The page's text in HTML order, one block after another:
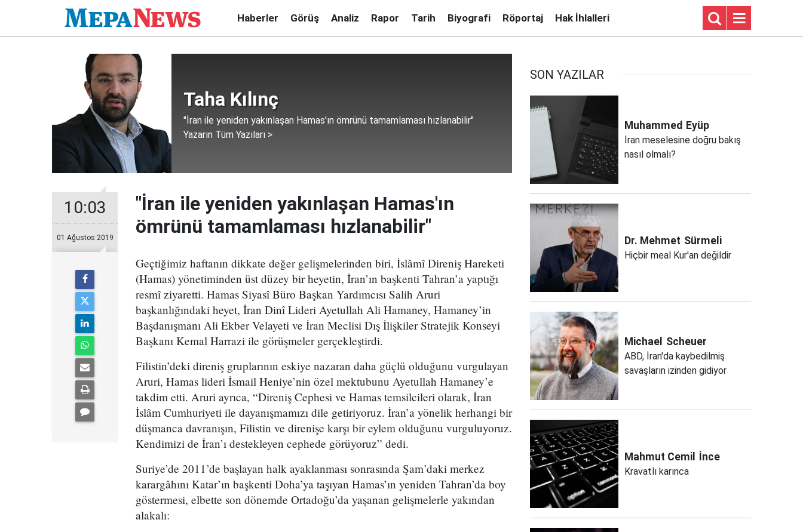
Haberler Görüş Analiz Rapor Tarih Biyografi Röportaj Hak İhlalleri
Taha Kılınç
"İran ile yeniden yakınlaşan Hamas'ın ömrünü tamamlaması hızlanabilir"
Yazarın Tüm Yazıları >
10:03
01 Ağustos 2019
"İran ile yeniden yakınlaşan Hamas'ın
ömrünü tamamlaması hızlanabilir"
Geçtiğimiz haftanın dikkate değer gelişmelerinden biri, İslâmî Direniş Hareketi
(Hamas) yönetiminden üst düzey bir heyetin, İran’ın başkenti Tahran’a yaptığı
resmî ziyaretti. Hamas Siyasî Büro Başkan Yardımcısı Salih Aruri
başkanlığındaki heyet, İran Dinî Lideri Ayetullah Ali Hamaney, Hamaney’in
Başdanışmanı Ali Ekber Velayeti ve İran Meclisi Dış İlişkiler Stratejik Konseyi
Başkanı Kemal Harrazi ile görüşmeler gerçekleştirdi.
Filistin’deki direniş gruplarının eskiye nazaran daha güçlü olduğunu vurgulayan
Aruri, Hamas lideri İsmail Heniye’nin özel mektubunu Ayetullah Hamaney’e
takdim etti. Aruri ayrıca, “Direniş Cephesi ve Hamas temsilcileri olarak, İran
İslâm Cumhuriyeti ile dayanışmamızı dile getiriyoruz. İran’a yönelik herhangi bir
düşmanca davranışın, Filistin ve direnişe karşı bir eylem olduğunu vurguluyoruz.
Kendimizi de İran’ı destekleyen cephede görüyoruz” dedi.
Suriye’de 2011’de başlayan halk ayaklanması sonrasında Şam’daki merkez
karargâhını Katar’ın başkenti Doha’ya taşıyan Hamas’ın yeniden Tahran’da boy
göstermesi, elbette son dönemde Ortadoğu’da yaşanan gelişmelerle yakından
alakalı:
SON YAZILAR
Muhammed Eyüp
İran meselesine doğru bakış
nasıl olmalı?
Dr. Mehmet Sürmeli
Hiçbir meal Kur'an değildir
Michael Scheuer
ABD, İran'da kaybedilmiş
savaşların izinden gidiyor
Mahmut Cemil İnce
Kravatlı karınca